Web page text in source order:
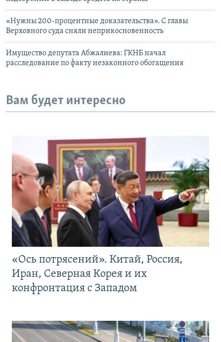
«Нужны 200-процентные доказательства». С главы
Верховного суда сняли неприкосновенность
Имущество депутата Абжалиева: ГКНБ начал
расследование по факту незаконного обогащения
Вам будет интересно
«Ось потрясений». Китай, Россия,
Иран, Северная Корея и их
конфронтация с Западом